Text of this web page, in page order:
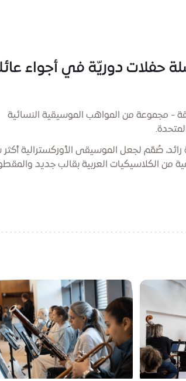
حفلات دوريّة في أجواء
في المنطقة - مجموعة من المواهب الموسيقية النسائية
صُمّم لجعل الموسيقى الأوركسترالية
من الكلاسيكيات العربية بقالب جديد